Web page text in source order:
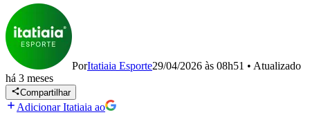
PorItatiaia Esporte29/04/2026 às 08h51 • Atualizado
há 3 meses
Compartilhar
Adicionar Itatiaia ao